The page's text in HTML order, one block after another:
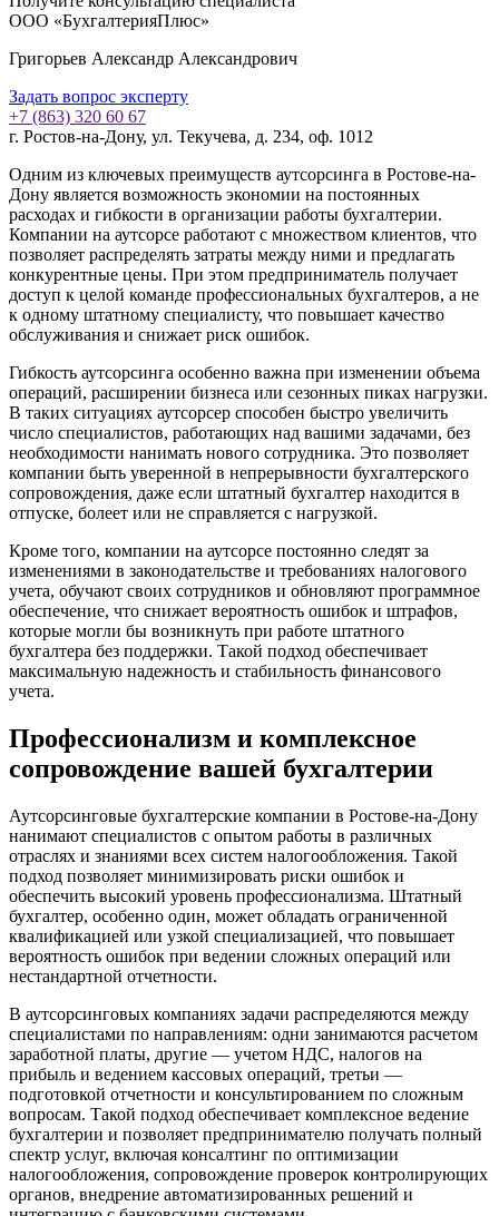
ООО «БухгалтерияПлюс»
Григорьев Александр Александрович
Задать вопрос эксперту
+7 (863) 320 60 67
г. Ростов-на-Дону, ул. Текучева, д. 234, оф. 1012
Одним из ключевых преимуществ аутсорсинга в Ростове-на-
Дону является возможность экономии на постоянных
расходах и гибкости в организации работы бухгалтерии.
Компании на аутсорсе работают с множеством клиентов, что
позволяет распределять затраты между ними и предлагать
конкурентные цены. При этом предприниматель получает
доступ к целой команде профессиональных бухгалтеров, а не
к одному штатному специалисту, что повышает качество
обслуживания и снижает риск ошибок.
Гибкость аутсорсинга особенно важна при изменении объема
операций, расширении бизнеса или сезонных пиках нагрузки.
В таких ситуациях аутсорсер способен быстро увеличить
число специалистов, работающих над вашими задачами, без
необходимости нанимать нового сотрудника. Это позволяет
компании быть уверенной в непрерывности бухгалтерского
сопровождения, даже если штатный бухгалтер находится в
отпуске, болеет или не справляется с нагрузкой.
Кроме того, компании на аутсорсе постоянно следят за
изменениями в законодательстве и требованиях налогового
учета, обучают своих сотрудников и обновляют программное
обеспечение, что снижает вероятность ошибок и штрафов,
которые могли бы возникнуть при работе штатного
бухгалтера без поддержки. Такой подход обеспечивает
максимальную надежность и стабильность финансового
учета.
Профессионализм и комплексное
сопровождение вашей бухгалтерии
Аутсорсинговые бухгалтерские компании в Ростове-на-Дону
нанимают специалистов с опытом работы в различных
отраслях и знаниями всех систем налогообложения. Такой
подход позволяет минимизировать риски ошибок и
обеспечить высокий уровень профессионализма. Штатный
бухгалтер, особенно один, может обладать ограниченной
квалификацией или узкой специализацией, что повышает
вероятность ошибок при ведении сложных операций или
нестандартной отчетности.
В аутсорсинговых компаниях задачи распределяются между
специалистами по направлениям: одни занимаются расчетом
заработной платы, другие — учетом НДС, налогов на
прибыль и ведением кассовых операций, третьи —
подготовкой отчетности и консультированием по сложным
вопросам. Такой подход обеспечивает комплексное ведение
бухгалтерии и позволяет предпринимателю получать полный
спектр услуг, включая консалтинг по оптимизации
налогообложения, сопровождение проверок контролирующих
органов, внедрение автоматизированных решений и